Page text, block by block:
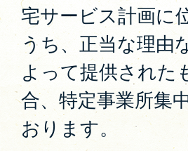
宅サービス計画に
うち、正当な理由
よって提供された
合、特定事業所集
おります。